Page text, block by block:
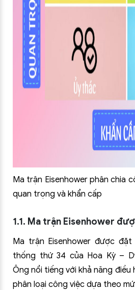
Ma trận Eisenhower phân chia
quan trọng và khẩn cấp
1.1. Ma trận Eisenhower
Ma trận Eisenhower được
thống thứ 34 của Hoa Kỳ –
Ông nổi tiếng với khả năng điều
phân loại công việc dựa theo